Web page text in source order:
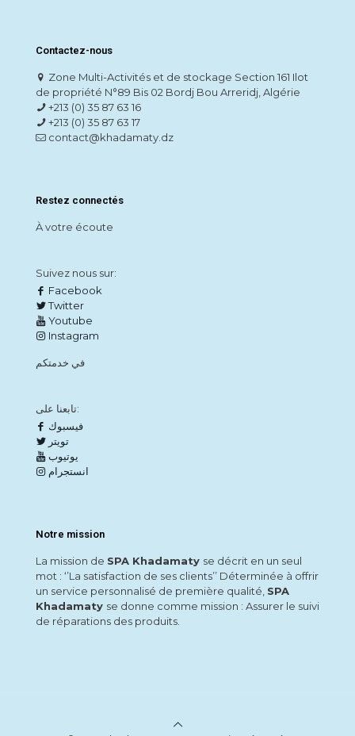
Contactez-nous
Zone Multi-Activités et de stockage Section 161 Ilot
de propriété N°89 Bis 02 Bordj Bou Arreridj, Algérie
+213 (0) 35 87 63 16
+213 (0) 35 87 63 17
contact@khadamaty.dz
Restez connectés
À votre écoute
Suivez nous sur:
Facebook
Twitter
Youtube
Instagram
في خدمتكم
تابعنا على:
فيسبوك
تويتر
يوتيوب
انستجرام
Notre mission
La mission de SPA Khadamaty se décrit en un seul
mot : ‘’La satisfaction de ses clients’’ Déterminée à offrir
un service personnalisé de première qualité, SPA
Khadamaty se donne comme mission : Assurer le suivi
de réparations des produits.